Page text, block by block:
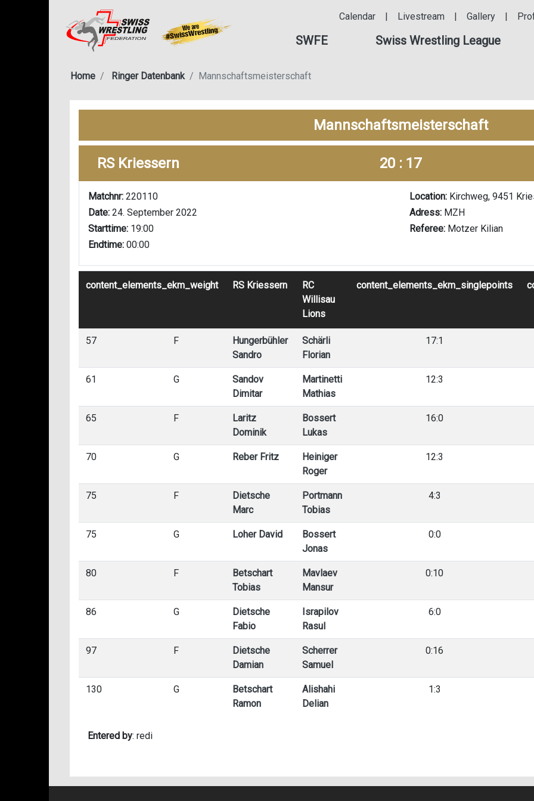
|
Gallery
|
Livestream
|
Calendar
SWFE Swiss Wrestling League
Home Ringer Datenbank Mannschaftsmeisterschaft
Mannschaftsmeisterschaft
RS Kriessern 20 : 17
Matchnr: 220110
Date: 24. September 2022
Starttime: 19:00
Endtime: 00:00
Location: Kirchweg, 9451
Adress: MZH
Referee: Motzer Kilian
content_elements_ekm_weight RS Kriessern
RC
Willisau
Lions
content_elements_ekm_singlepoints
57 F
Hungerbühler
Sandro
Schärli
Florian
17:1
61 G
Sandov
Dimitar
Martinetti
Mathias
12:3
65 F
Laritz
Dominik
Bossert
Lukas
16:0
70 G Reber Fritz
Heiniger
Roger
12:3
75 F
Dietsche
Marc
Portmann
Tobias
4:3
75 G Loher David
Bossert
Jonas
0:0
80 F
Betschart
Tobias
Mavlaev
Mansur
0:10
86 G
Dietsche
Fabio
Israpilov
Rasul
6:0
97 F
Dietsche
Damian
Scherrer
Samuel
0:16
130 G
Betschart
Ramon
Alishahi
Delian
1:3
Entered by: redi